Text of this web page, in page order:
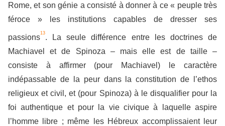
Rome, et son génie a consisté à donner à ce « peuple très
féroce » les institutions capables de dresser ses
passions13. La seule différence entre les doctrines de
Machiavel et de Spinoza – mais elle est de taille –
consiste à affirmer (pour Machiavel) le caractère
indépassable de la peur dans la constitution de l’ethos
religieux et civil, et (pour Spinoza) à le disqualifier pour la
foi authentique et pour la vie civique à laquelle aspire
l’homme libre ; même les Hébreux accomplissaient leur